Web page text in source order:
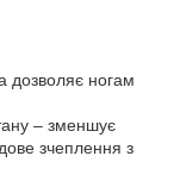
дозволяє ногам
– зменшує
зчеплення з